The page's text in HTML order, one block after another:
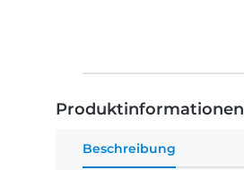
Produktinformationen
Beschreibung